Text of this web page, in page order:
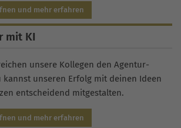
und mehr erfahren
mit KI
unsere Kollegen den Agentur-
kannst unseren Erfolg mit deinen Ideen
entscheidend mitgestalten.
und mehr erfahren